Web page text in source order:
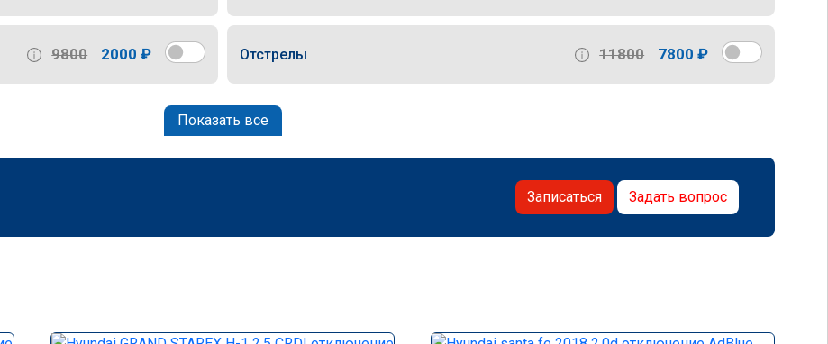
9800 2000 ₽ Отстрелы 11800 7800 ₽
Показать все
Записаться Задать вопрос